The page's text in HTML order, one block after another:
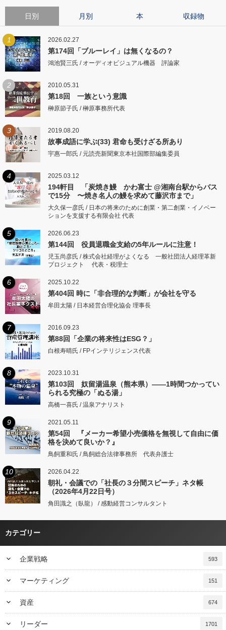
日別 月別 本 収録物
1 2026.02.27
第174回「ブルーレイ」は無くなるの？
鴻池賢三氏 / オーディオビジュアル機器 評論家
2 2010.05.31
第18回 一族という意識
榊原節子氏 / 榊原事務所代表
3 2019.08.20
故事成語に学ぶ(33) 君命も受けざる所あり
宇惠一郎氏 / 元読売新聞東京本社国際部編集委員
4 2025.03.12
194軒目 「炭焼き鰻 かわ富士 @湘南台駅からバス
で15分 〜焼き名人の鰻を求めて藤沢市まで」
大久保一彦氏 / 日本の将来のために創業・第二創業・イノベー
ションを支援する有限会社 代表
5 2026.06.23
第144回 役員退職金支給の5年ルールに注意！
児玉尚彦氏 / 株式会社経理がよくなる 一般社団法人経理革新
プロジェクト 代表・税理士
6 2025.10.22
第404回 時に「非合理的な判断」が会社を守る
牟田太陽 / 日本経営合理化協会 理事長
7 2016.09.23
第88回「企業の将来性はESG？」
白根寿晴氏 / FPインテリジェンス代表
8 2023.10.31
第103回 奴留湯温泉（熊本県）――1時間つかってい
られる究極の「ぬる湯」
高橋一喜氏 / 温泉アナリスト
9 2021.05.11
第54回 『メーカー希望小売価格を無視して自由に価
格を決めて良いか？』
鳥飼重和氏 / 鳥飼総合法律事務所 代表弁護士
10 2026.04.22
朝礼・会議での「社長の３分間スピーチ」ネタ帳
（2026年4月22日号）
角田識之（臥龍） / 感動経営コンサルタント
カテゴリー
keyboard_arrow_down 企業戦略 593
keyboard_arrow_down マーケティング 151
keyboard_arrow_down 資産 674
keyboard_arrow_down リーダー 1701